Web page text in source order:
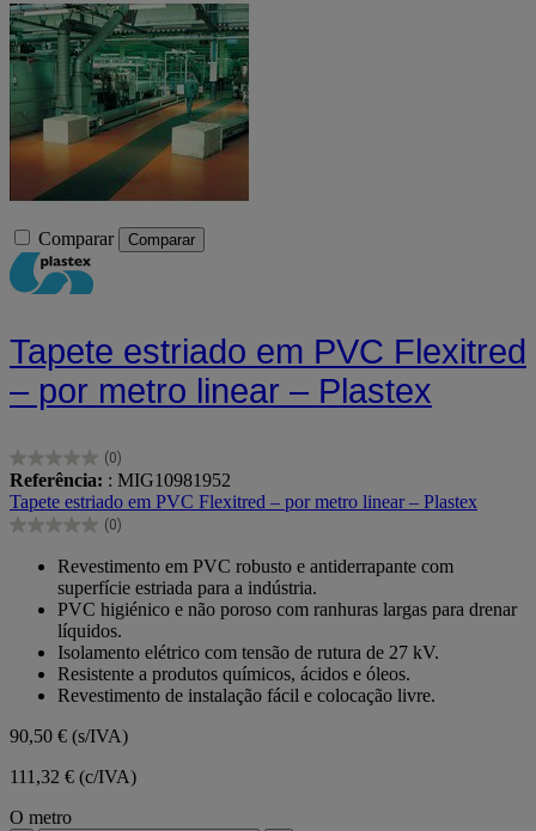
Comparar Comparar
Tapete estriado em PVC Flexitred
– por metro linear – Plastex
(0)
0.0
em
5
estrelas.
Referência: : MIG10981952
Tapete estriado em PVC Flexitred – por metro linear – Plastex
(0)
0.0
estrelas.
Revestimento em PVC robusto e antiderrapante com
superfície estriada para a indústria.
PVC higiénico e não poroso com ranhuras largas para drenar
líquidos.
Isolamento elétrico com tensão de rutura de 27 kV.
Resistente a produtos químicos, ácidos e óleos.
Revestimento de instalação fácil e colocação livre.
90,50 € (s/IVA)
111,32 € (c/IVA)
O metro